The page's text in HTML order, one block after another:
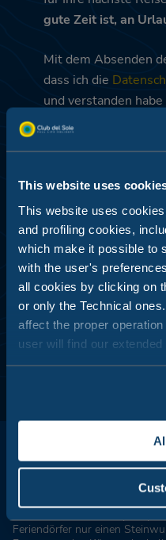
This website uses
This website uses
and profiling cookies,
which make it possible to
with the user's
all cookies by clicking on
or only the Technical
affect the proper
user will find our extended
gute Zeit ist, an
Mit dem Absenden
dass ich die
und verstanden habe
DEDIZIERTE
DATENANALYSE
Ich stimme zu
Feriendörfer nur einen